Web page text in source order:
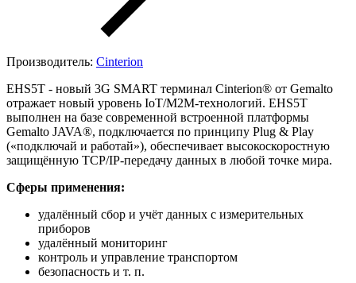
Производитель: Cinterion
EHS5T - новый 3G SMART терминал Cinterion® от Gemalto
отражает новый уровень IoT/М2М-технологий. EHS5T
выполнен на базе современной встроенной платформы
Gemalto JAVA®, подключается по принципу Plug & Play
(«подключай и работай»), обеспечивает высокоскоростную
защищённую TCP/IP-передачу данных в любой точке мира.
Сферы применения:
удалённый сбор и учёт данных с измерительных
приборов
удалённый мониторинг
контроль и управление транспортом
безопасность и т. п.